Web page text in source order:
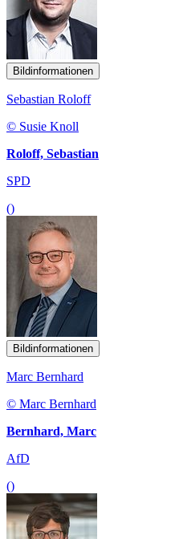
Bildinformationen
Sebastian Roloff
© Susie Knoll
Roloff, Sebastian
SPD
()
Bildinformationen
Marc Bernhard
© Marc Bernhard
Bernhard, Marc
AfD
()